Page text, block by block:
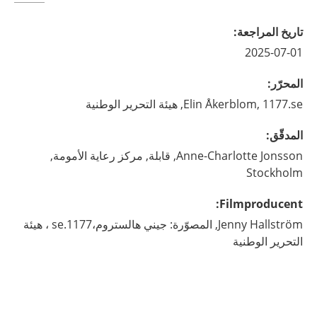
تاريخ المراجعة:
2025-07-01
المحرّر :
Elin Åkerblom, 1177.se, هيئة التحرير الوطنية
المدقّق:
Anne-Charlotte Jonsson, قابلة, مركز رعاية الأمومة,
Stockholm
Filmproducent
:
Jenny Hallström,
المصوّرة: جيني هالستروم،1177.se ، هيئة
التحرير الوطنية